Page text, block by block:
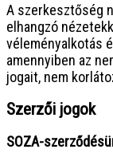
A szerkesztőség
elhangzó
véleményalkotás
amennyiben az
jogait, nem
Szerzői jogok
SOZA-